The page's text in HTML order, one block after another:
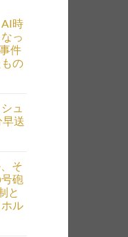
時
っ
件
の
ュ
送
そ
砲
と
ル